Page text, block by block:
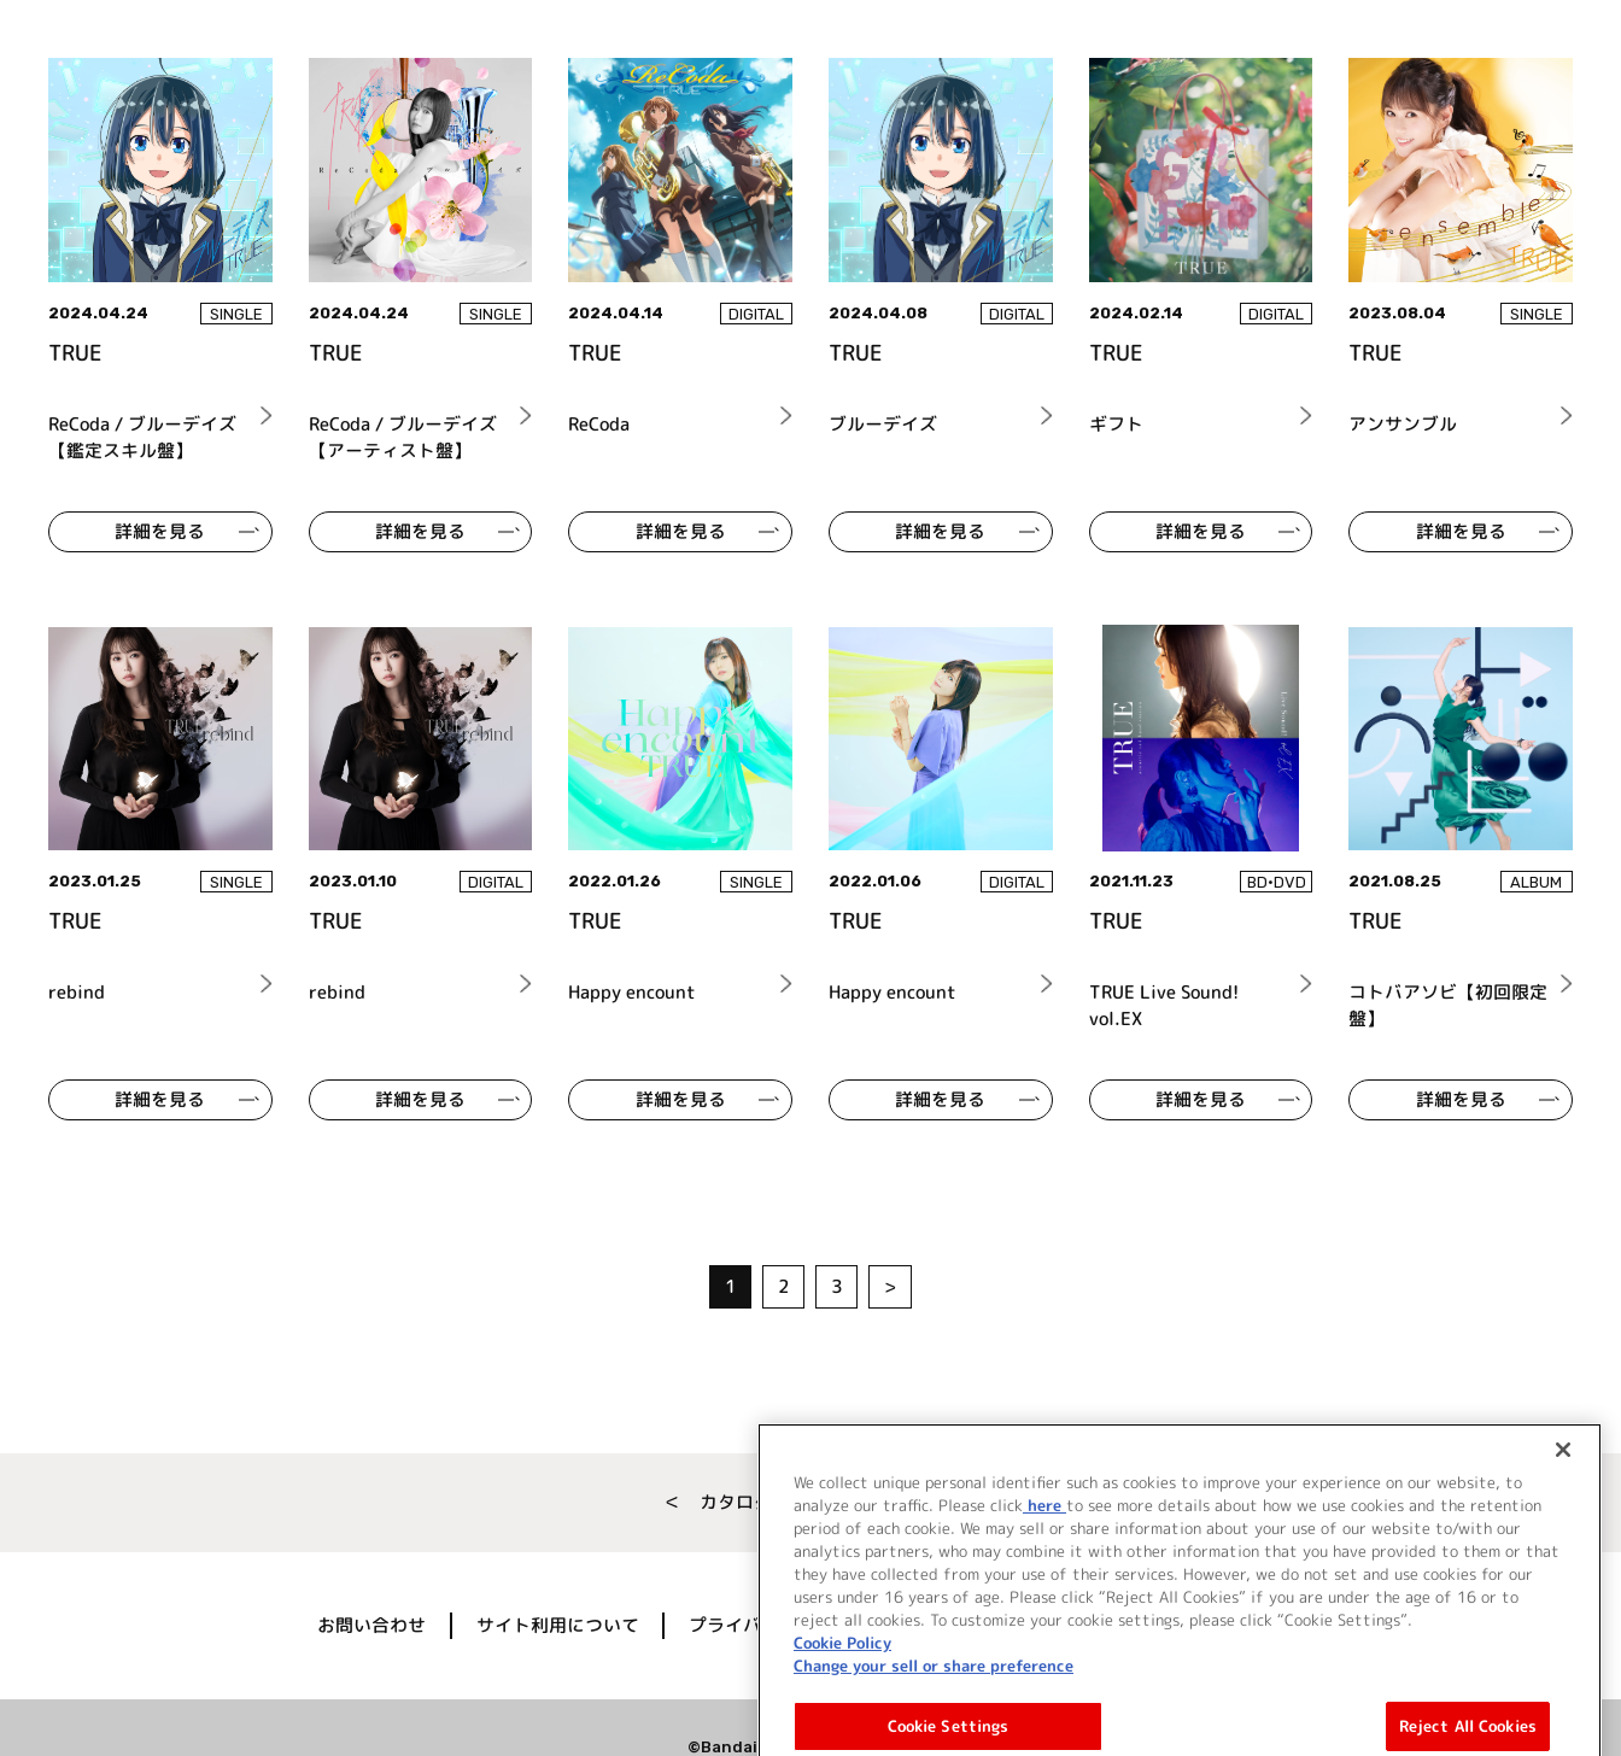
2024.04.24 SINGLE
TRUE
ReCoda / ブルーデイズ
【鑑定スキル盤】
詳細を見る
2024.04.24 SINGLE
TRUE
ReCoda / ブルーデイズ
【アーティスト盤】
詳細を見る
2024.04.14 DIGITAL
TRUE
ReCoda
詳細を見る
2024.04.08 DIGITAL
TRUE
ブルーデイズ
詳細を見る
2024.02.14 DIGITAL
TRUE
ギフト
詳細を見る
2023.08.04 SINGLE
TRUE
アンサンブル
詳細を見る
2023.01.25 SINGLE
TRUE
rebind
詳細を見る
2023.01.10 DIGITAL
TRUE
rebind
詳細を見る
2022.01.26 SINGLE
TRUE
Happy encount
詳細を見る
2022.01.06 DIGITAL
TRUE
Happy encount
詳細を見る
2021.11.23 BD•DVD
TRUE
TRUE Live Sound!
vol.EX
詳細を見る
2021.08.25 ALBUM
TRUE
コトバアソビ【初回限定
盤】
詳細を見る
1 2 3 >
＜ カタログサイト トップページへ
お問い合わせ サイト利用について プライバシーポリシー 著作権／肖像権について Cookie Settings
©Bandai Namco Music Live Inc.
We collect unique personal identifier such as cookies to improve your experience on our website, to
analyze our traffic. Please click here to see more details about how we use cookies and the retention
period of each cookie. We may sell or share information about your use of our website to/with our
analytics partners, who may combine it with other information that you have provided to them or that
they have collected from your use of their services. However, we do not set and use cookies for our
users under 16 years of age. Please click “Reject All Cookies” if you are under the age of 16 or to
reject all cookies. To customize your cookie settings, please click “Cookie Settings”.
Cookie Policy
Change your sell or share preference
Cookie Settings Reject All Cookies